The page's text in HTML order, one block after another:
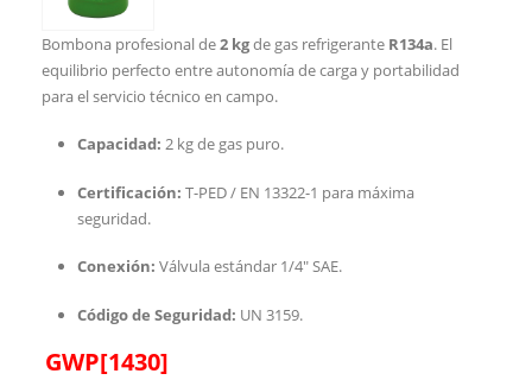
Bombona profesional de2 kgde gas refrigerante R134a. El
equilibrio perfecto entre autonomía de carga y portabilidad
para el servicio técnico en campo.
Capacidad: 2 kg de gas puro.
Certificación: T-PED / EN 13322-1 para máxima
seguridad.
Conexión: Válvula estándar 1/4″ SAE.
Código de Seguridad: UN 3159.
GWP[1430]